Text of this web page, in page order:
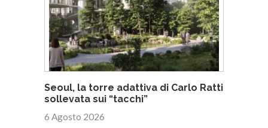
Seoul, la torre adattiva di Carlo Ratti
sollevata sui “tacchi”
6 Agosto 2026